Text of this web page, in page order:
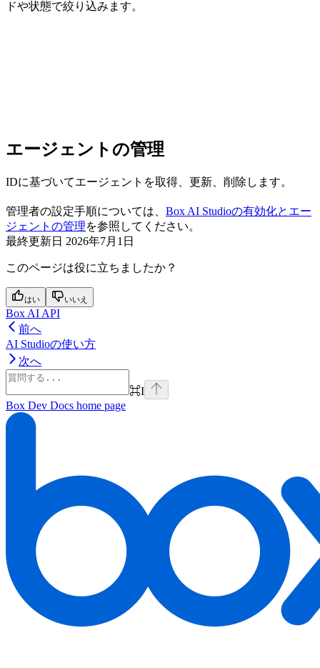
ドや状態で絞り込みます。
エージェントの管理
IDに基づいてエージェントを取得、更新、削除します。
管理者の設定手順については、 Box AI Studioの有効化とエー
ジェントの管理を参照してください。
最終更新日 2026年7月1日
このページは役に立ちましたか？
はい いいえ
Box AI API
前へ
AI Studioの使い方
次へ
⌘I
Box Dev Docs home page